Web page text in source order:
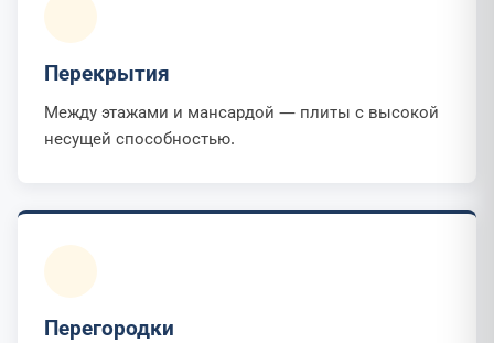
Перекрытия
Между этажами и мансардой — плиты с высокой
несущей способностью.
Перегородки